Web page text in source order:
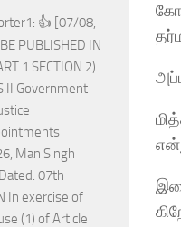
👍 [07/08,
PUBLISHED IN
1 SECTION 2)
Government
Man Singh
07th
In exercise of
(1) of Article